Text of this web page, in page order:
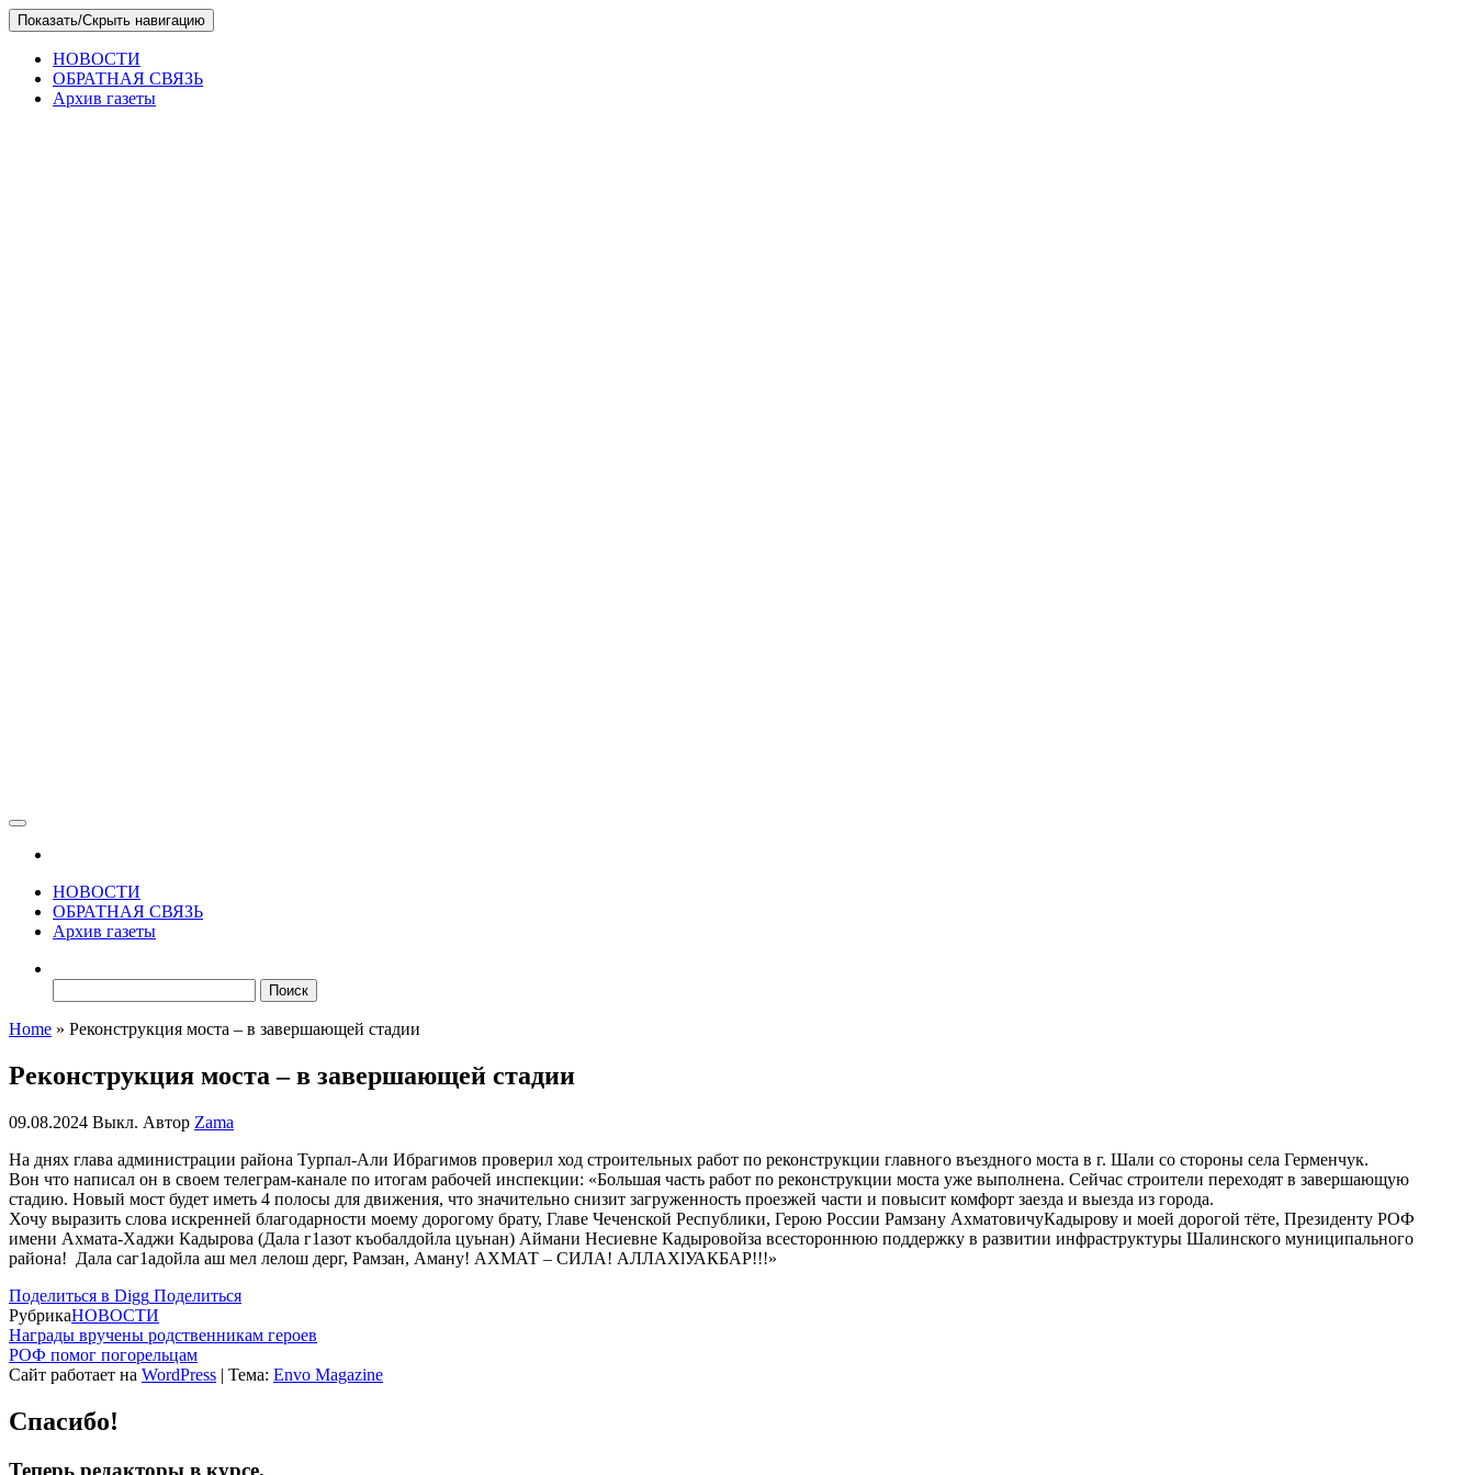
Skip
to
content
Показать/Скрыть навигацию
НОВОСТИ
ОБРАТНАЯ СВЯЗЬ
Архив газеты
НОВОСТИ
ОБРАТНАЯ СВЯЗЬ
Архив газеты
Home » Реконструкция моста – в завершающей стадии
Реконструкция моста – в завершающей стадии
09.08.2024 Выкл. Автор Zama
На днях глава администрации района Турпал-Али Ибрагимов проверил ход строительных работ по реконструкции главного въездного моста в г. Шали со стороны села Герменчук.
Вон что написал он в своем телеграм-канале по итогам рабочей инспекции: «Большая часть работ по реконструкции моста уже выполнена. Сейчас строители переходят в завершающую
стадию. Новый мост будет иметь 4 полосы для движения, что значительно снизит загруженность проезжей части и повысит комфорт заезда и выезда из города.
Хочу выразить слова искренней благодарности моему дорогому брату, Главе Чеченской Республики, Герою России Рамзану АхматовичуКадырову и моей дорогой тёте, Президенту РОФ
имени Ахмата-Хаджи Кадырова (Дала г1азот къобалдойла цуьнан) Аймани Несиевне Кадыровойза всестороннюю поддержку в развитии инфраструктуры Шалинского муниципального
района! Дала саг1адойла аш мел лелош дерг, Рамзан, Аману! АХМАТ – СИЛА! АЛЛАХlУАКБАР!!!»
Поделиться в Digg Поделиться
РубрикаНОВОСТИ
Награды вручены родственникам героев
РОФ помог погорельцам
Сайт работает на WordPress | Тема: Envo Magazine
Спасибо!
Теперь редакторы в курсе.